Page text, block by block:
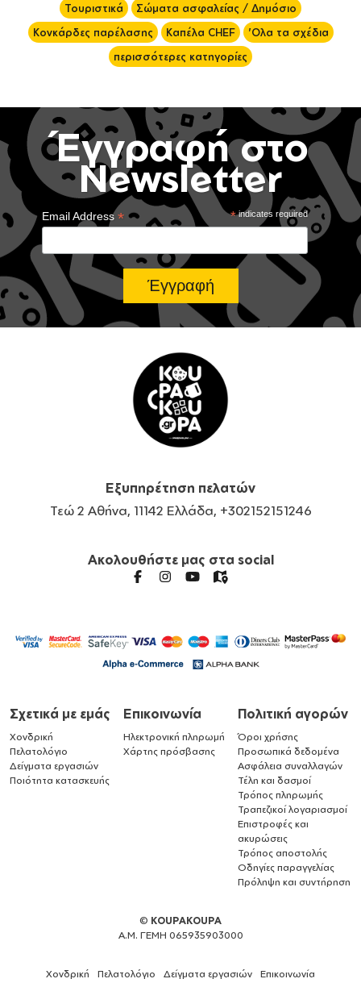
Τουριστικά
Σώματα ασφαλείας / Δημόσιο
Κονκάρδες παρέλασης
Καπέλα CHEF
'Ολα τα σχέδια
περισσότερες κατηγορίες
Έγγραφή στο
Newsletter
*indicates required
Email Address*
Εξυπηρέτηση πελατών
Τεώ 2 Αθήνα, 11142 Ελλάδα, +302152151246
Ακολουθήστε μας στα social
Σχετικά με εμάς
Χονδρική
Πελατολόγιο
Δείγματα εργασιών
Ποιότητα κατασκευής
Επικοινωνία
Ηλεκτρονική πληρωμή
Χάρτης πρόσβασης
Πολιτική αγορών
Όροι χρήσης
Προσωπικά δεδομένα
Ασφάλεια συναλλαγών
Τέλη και δασμοί
Τρόπος πληρωμής
Τραπεζικοί λογαριασμοί
Επιστροφές και
ακυρώσεις
Τρόπος αποστολής
Οδηγίες παραγγελίας
Πρόληψη και συντήρηση
© KOUPAKOUPA
Α.Μ. ΓΕΜΗ 065935903000
Χονδρική Πελατολόγιο Δείγματα εργασιών Επικοινωνία